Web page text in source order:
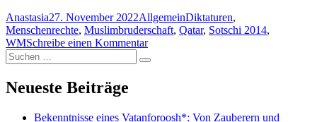
Autor
AnastasiaVeröffentlicht
am
27. November 2022Kategorien
AllgemeinSchlagwörter
Diktaturen,
Menschenrechte, Muslimbruderschaft, Qatar, Sotschi 2014,
WMSchreibe einen Kommentarzu
in
Suchen
nach:
Suchen
Neueste Beiträge
Bekenntnisse eines Vatanforoosh*: Von Zauberern und